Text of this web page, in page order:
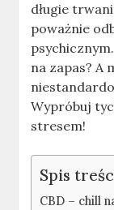
długie
poważnie
na zapas? A
Wypróbuj
stresem!
Spis
CBD – chill